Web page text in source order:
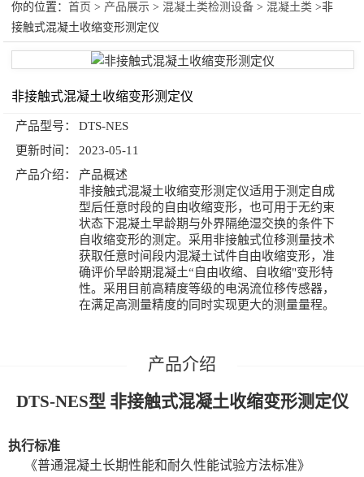
混凝土类检测设备
你的位置：首页 > 产品展示 > 混凝土类检测设备 > 混凝土类 >非
接触式混凝土收缩变形测定仪
非接触式混凝土收缩变形测定仪
产品型号：
DTS-NES
更新时间：
2023-05-11
产品介绍：
产品概述
非接触式混凝土收缩变形测定仪适用于测定自成
型后任意时段的自由收缩变形，也可用于无约束
状态下混凝土早龄期与外界隔绝湿交换的条件下
自收缩变形的测定。采用非接触式位移测量技术
获取任意时间段内混凝土试件自由收缩变形，准
确评价早龄期混凝土“自由收缩、自收缩"变形特
性。采用目前高精度等级的电涡流位移传感器，
在满足高测量精度的同时实现更大的测量量程。
DTS-NES型 非接触式混凝土收缩变形测定仪
执行标准
《普通混凝土长期性能和耐久性能试验方法标准》